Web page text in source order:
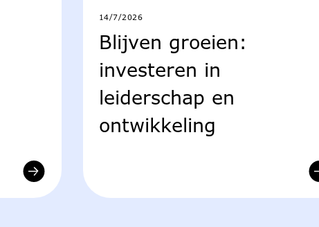
14/7/2026
Blijven groeien:
investeren in
leiderschap en
ontwikkeling